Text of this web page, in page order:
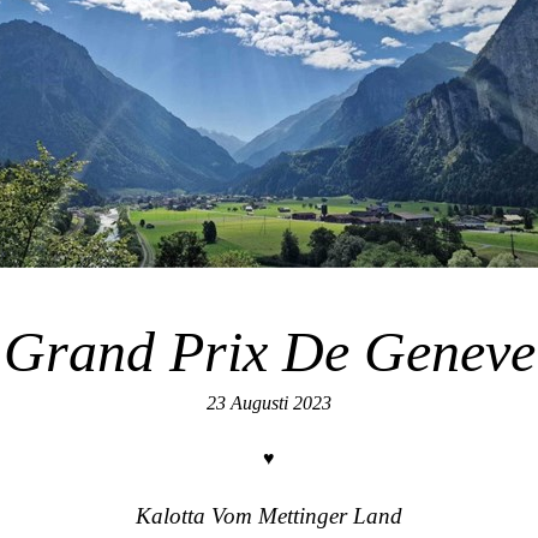
Prix De
23 Augusti 2023
♥
Kalotta Vom Mettinger Land